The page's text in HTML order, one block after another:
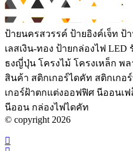
ป้ายนครสวรรค์ ป้ายอิงค์เจ็ท
เลสเงิน-ทอง ป้ายกล่องไฟ
ธงญี่ปุ่น โครงไม้ โครงเหล็ก พล
สินค้า สติกเกอร์ไดคัท สติกเกอ
เกอร์ฝ้าตกแต่งออฟฟิศ นีออนเ
นีออน กล่องไฟไดคัท
© copyright 2026